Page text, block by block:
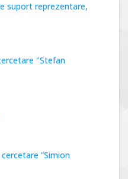
suport reprezentare,
"Stefan
”Simion